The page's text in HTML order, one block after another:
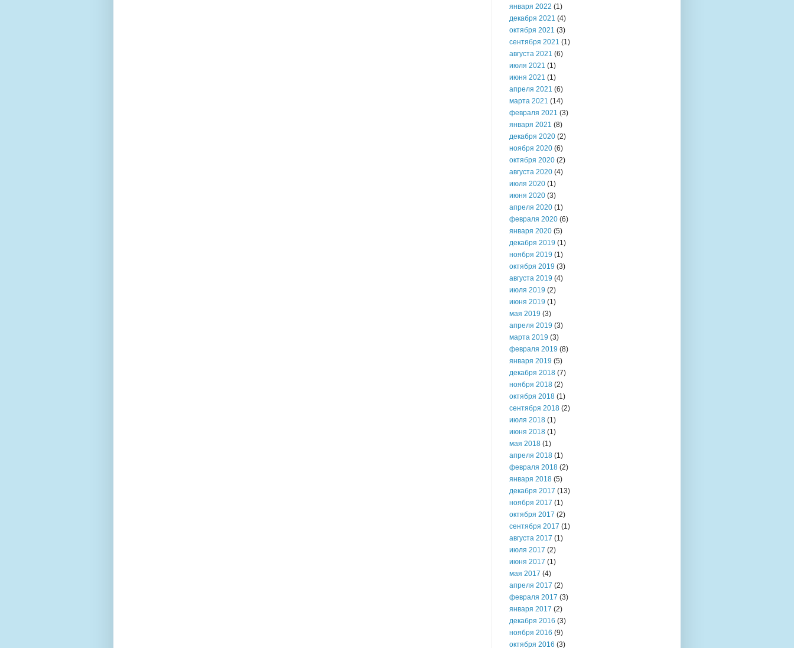
января 2022 (1)
декабря 2021 (4)
октября 2021 (3)
сентября 2021 (1)
августа 2021 (6)
июля 2021 (1)
июня 2021 (1)
апреля 2021 (6)
марта 2021 (14)
февраля 2021 (3)
января 2021 (8)
декабря 2020 (2)
ноября 2020 (6)
октября 2020 (2)
августа 2020 (4)
июля 2020 (1)
июня 2020 (3)
апреля 2020 (1)
февраля 2020 (6)
января 2020 (5)
декабря 2019 (1)
ноября 2019 (1)
октября 2019 (3)
августа 2019 (4)
июля 2019 (2)
июня 2019 (1)
мая 2019 (3)
апреля 2019 (3)
марта 2019 (3)
февраля 2019 (8)
января 2019 (5)
декабря 2018 (7)
ноября 2018 (2)
октября 2018 (1)
сентября 2018 (2)
июля 2018 (1)
июня 2018 (1)
мая 2018 (1)
апреля 2018 (1)
февраля 2018 (2)
января 2018 (5)
декабря 2017 (13)
ноября 2017 (1)
октября 2017 (2)
сентября 2017 (1)
августа 2017 (1)
июля 2017 (2)
июня 2017 (1)
мая 2017 (4)
апреля 2017 (2)
февраля 2017 (3)
января 2017 (2)
декабря 2016 (3)
ноября 2016 (9)
октября 2016 (3)